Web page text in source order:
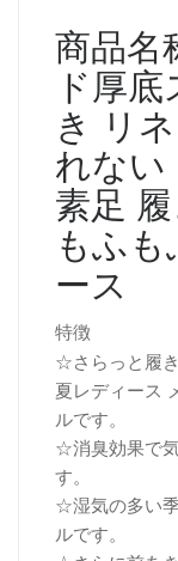
商品名
ド厚
き リ
れない
素足
もふも
ース
特徴
☆さらっと履
夏レディース
ルです。
☆消臭効果で
す。
☆湿気の多い
ルです。